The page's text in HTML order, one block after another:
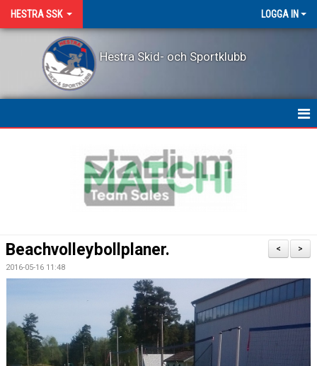
HESTRA SSK LOGGA IN
Hestra Skid- och Sportklubb
LEDARPRIS
GÄSTBOK
BILDGALLERI
>
<
Beachvolleybollplaner.
2016-05-16 11:48